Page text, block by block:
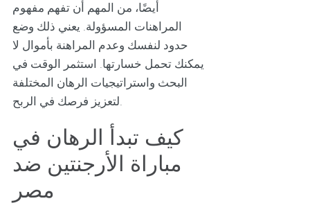
أيضًا، من المهم أن تفهم مفهوم
المراهنات المسؤولة. يعني ذلك وضع
حدود لنفسك وعدم المراهنة بأموال لا
يمكنك تحمل خسارتها. استثمر الوقت في
البحث واستراتيجيات الرهان المختلفة
لتعزيز فرصك في الربح.
كيف تبدأ الرهان في
مباراة الأرجنتين ضد
مصر